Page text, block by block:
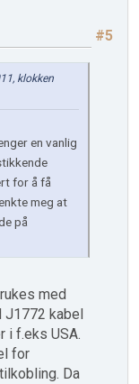
#5
klokken
en vanlig
for å få
meg at
på
med
J1772 kabel
i f.eks USA.
for
Da